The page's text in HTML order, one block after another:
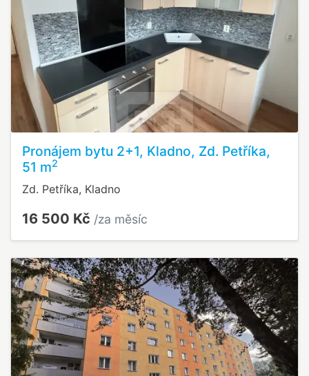
Pronájem bytu 2+1, Kladno, Zd. Petříka,
51 m2
Zd. Petříka, Kladno
16 500 Kč /za měsíc